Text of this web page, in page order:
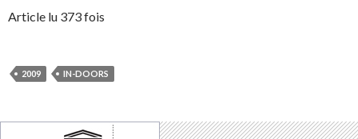
Article lu 373 fois
2009 IN-DOORS